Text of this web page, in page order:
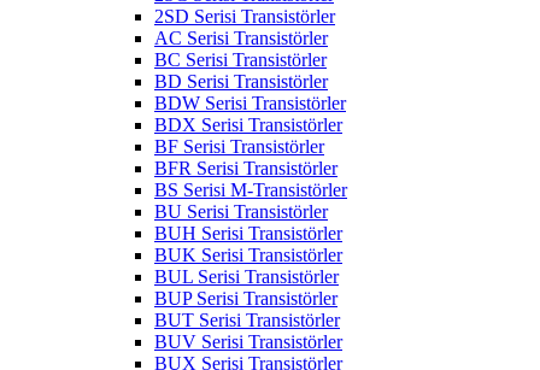
2SD Serisi Transistörler
AC Serisi Transistörler
BC Serisi Transistörler
BD Serisi Transistörler
BDW Serisi Transistörler
BDX Serisi Transistörler
BF Serisi Transistörler
BFR Serisi Transistörler
BS Serisi M-Transistörler
BU Serisi Transistörler
BUH Serisi Transistörler
BUK Serisi Transistörler
BUL Serisi Transistörler
BUP Serisi Transistörler
BUT Serisi Transistörler
BUV Serisi Transistörler
BUX Serisi Transistörler